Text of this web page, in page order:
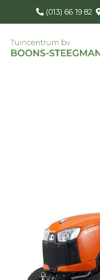
(013) 66 19 82